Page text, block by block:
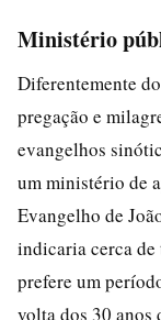
Ministério
Diferentemente
pregação e
evangelhos
um ministério de
Evangelho de
indicaria cerca
prefere um
volta dos 30 anos